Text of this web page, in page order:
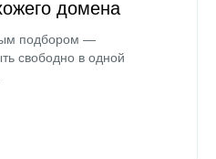
домена
подбором —
свободно в одной